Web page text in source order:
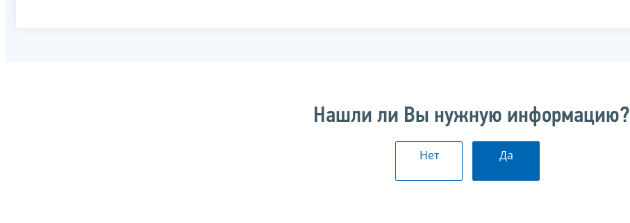
Нашли ли Вы нужную информацию?
Нет Да